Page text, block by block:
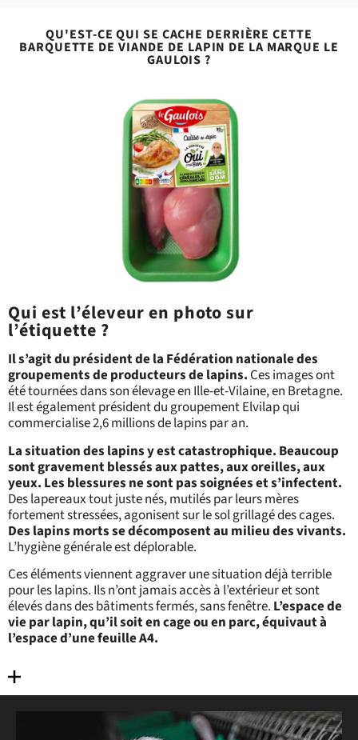
QU'EST-CE QUI SE CACHE DERRIÈRE CETTE
BARQUETTE DE VIANDE DE LAPIN DE LA MARQUE LE
GAULOIS ?
Qui est l’éleveur en photo sur
l’étiquette ?
Il s’agit du président de la Fédération nationale des
groupements de producteurs de lapins. Ces images ont
été tournées dans son élevage en Ille-et-Vilaine, en Bretagne.
Il est également président du groupement Elvilap qui
commercialise 2,6 millions de lapins par an.
La situation des lapins y est catastrophique. Beaucoup
sont gravement blessés aux pattes, aux oreilles, aux
yeux. Les blessures ne sont pas soignées et s’infectent.
Des lapereaux tout juste nés, mutilés par leurs mères
fortement stressées, agonisent sur le sol grillagé des cages.
Des lapins morts se décomposent au milieu des vivants.
L’hygiène générale est déplorable.
Ces éléments viennent aggraver une situation déjà terrible
pour les lapins. Ils n’ont jamais accès à l’extérieur et sont
élevés dans des bâtiments fermés, sans fenêtre. L’espace de
vie par lapin, qu’il soit en cage ou en parc, équivaut à
l’espace d’une feuille A4.